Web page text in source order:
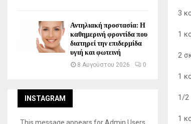
3
1
2
1
1/2
1
Αντηλιακή προστασία: Η
καθημερινή φροντίδα που
διατηρεί την επιδερμίδα
υγιή και φωτεινή
8 Αυγούστου 2026 0
INSTAGRAM